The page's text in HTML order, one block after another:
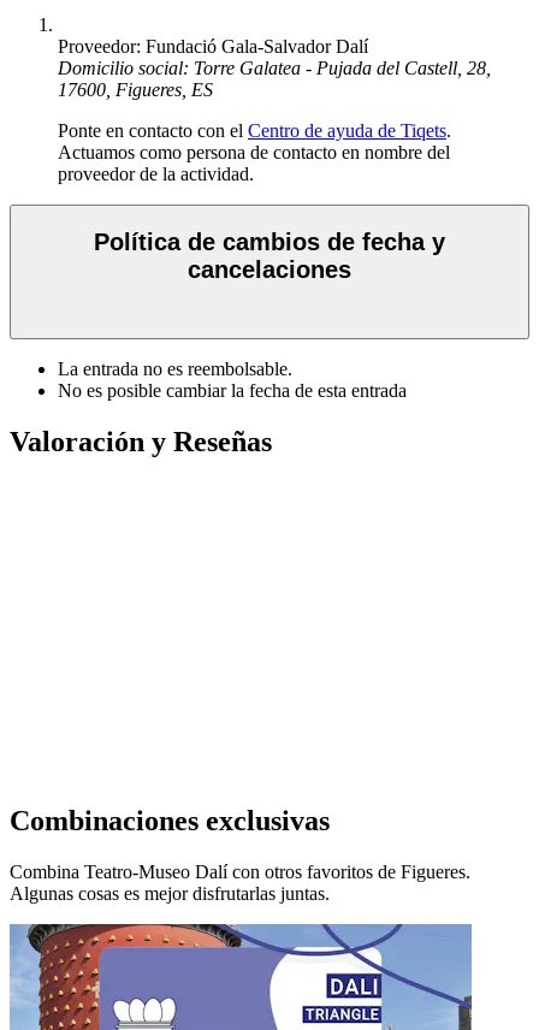
Proveedor: Fundació Gala-Salvador Dalí
Domicilio social: Torre Galatea - Pujada del Castell, 28,
17600, Figueres, ES
Ponte en contacto con el Centro de ayuda de Tiqets.
Actuamos como persona de contacto en nombre del
proveedor de la actividad.
Política de cambios de fecha y
cancelaciones
La entrada no es reembolsable.
No es posible cambiar la fecha de esta entrada
Valoración y Reseñas
Combinaciones exclusivas
Combina Teatro-Museo Dalí con otros favoritos de Figueres.
Algunas cosas es mejor disfrutarlas juntas.